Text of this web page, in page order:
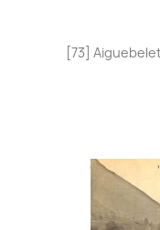
[73]